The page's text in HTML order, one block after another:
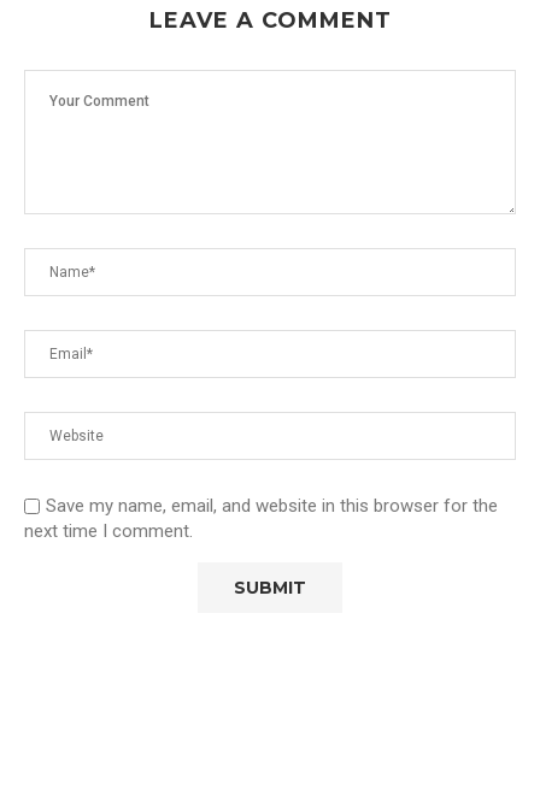
LEAVE A COMMENT
Save my name, email, and website in this browser for the
next time I comment.